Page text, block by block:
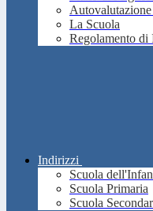
La Scuola
Regolamento di
Indirizzi
Scuola
Scuola Primaria
Scuola